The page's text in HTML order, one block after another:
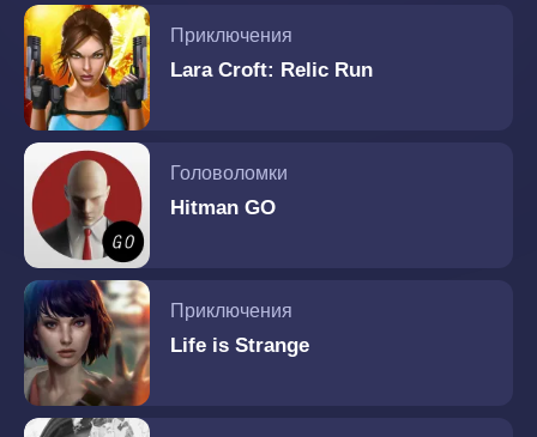
Приключения
Lara Croft: Relic Run
Головоломки
Hitman GO
Приключения
Life is Strange